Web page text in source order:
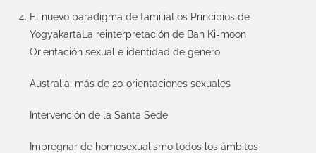
El nuevo paradigma de familia Los Principios de
Yogyakarta La reinterpretación de Ban Ki-moon
Orientación sexual e identidad de género
Australia: más de 20 orientaciones sexuales
Intervención de la Santa Sede
Impregnar de homosexualismo todos los ámbitos